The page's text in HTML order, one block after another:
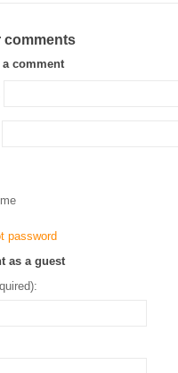
comments
comment
password
as a guest